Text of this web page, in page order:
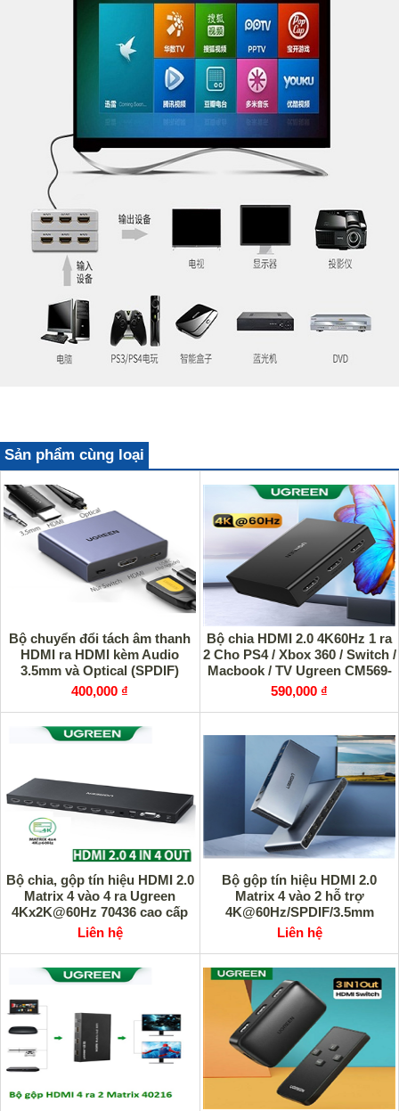
Sản phẩm cùng loại
Bộ chuyển đổi tách âm thanh
HDMI ra HDMI kèm Audio
3.5mm và Optical (SPDIF)
Ugreen 60649 cao cấp
400,000 ₫
Bộ chia HDMI 2.0 4K60Hz 1 ra
2 Cho PS4 / Xbox 360 / Switch /
Macbook / TV Ugreen CM569-
90513 cao cấp
590,000 ₫
Bộ chia, gộp tín hiệu HDMI 2.0
Matrix 4 vào 4 ra Ugreen
4Kx2K@60Hz 70436 cao cấp
Liên hệ
Bộ gộp tín hiệu HDMI 2.0
Matrix 4 vào 2 hỗ trợ
4K@60Hz/SPDIF/3.5mm
Ugreen 70435 cao cấp
Liên hệ